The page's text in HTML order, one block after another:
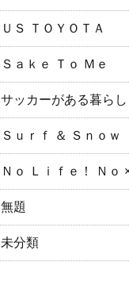
ＵＳ ＴＯＹＯＴＡ
Ｓａｋｅ Ｔｏ Ｍｅ
サッカーがある暮らし
Ｓｕｒｆ ＆ Ｓｎｏｗ
Ｎｏ Ｌｉｆｅ！ Ｎｏ
無題
未分類